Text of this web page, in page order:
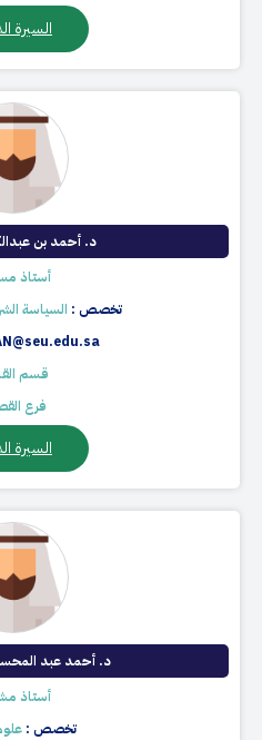
السيرة
د. أحمد بن
أستاذ
تخصص : السياسة
قسم
فرع
السيرة
د. أحمد عبد
أستاذ
تخصص :